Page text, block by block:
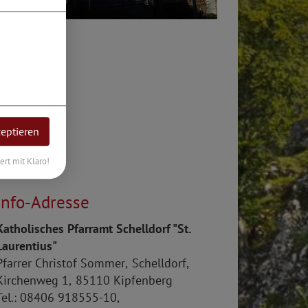
Adresse
Pfarramt Schelldorf "St.
Christof Sommer Schelldorf
1 85110 Kipfenberg
08406 918555-10
mit Klaro!